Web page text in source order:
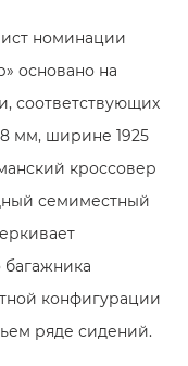
номинации
основано на
соответствующих
мм, ширине 1925
кроссовер
семиместный
конфигурации
ряде сидений.